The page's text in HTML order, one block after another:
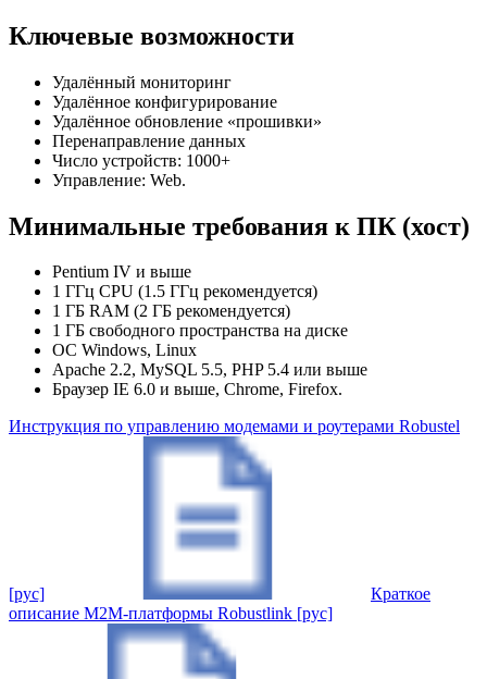
Ключевые возможности
Удалённый мониторинг
Удалённое конфигурирование
Удалённое обновление «прошивки»
Перенаправление данных
Число устройств: 1000+
Управление: Web.
Минимальные требования к ПК (хост)
Pentium IV и выше
1 ГГц CPU (1.5 ГГц рекомендуется)
1 ГБ RAM (2 ГБ рекомендуется)
1 ГБ свободного пространства на диске
ОС Windows, Linux
Apache 2.2, MySQL 5.5, PHP 5.4 или выше
Браузер IE 6.0 и выше, Chrome, Firefox.
Инструкция по управлению модемами и роутерами Robustel
[рус]
Краткое
описание М2М-платформы Robustlink [рус]